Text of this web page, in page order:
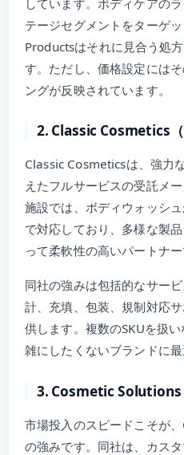
テージセグメントをターゲ
Productsはそれに見合う処
す。ただし、価格設定には
ングが反映されています。
2. Classic Cosmetics（
Classic Cosmeticsは、強力
えたフルサービスの受託メ
施設では、ボディウォッシ
で対応しており、多様な製
って柔軟性の高いパートナー
同社の強みは包括的なサー
計、充填、包装、規制対応
供します。複数のSKUを扱
雑にしたくないブランドに最
3. Cosmetic Solutions
市場投入のスピードこそが
の強みです。同社は、カス